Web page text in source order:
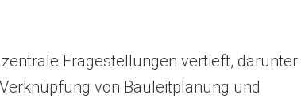
Fragestellungen vertieft, darunter
von Bauleitplanung und